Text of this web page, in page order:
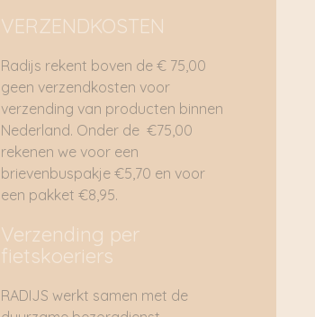
VERZENDKOSTEN
Radijs rekent boven de € 75,00
geen verzendkosten voor
verzending van producten binnen
Nederland. Onder de €75,00
rekenen we voor een
brievenbuspakje €5,70 en voor
een pakket €8,95.
Verzending per
fietskoeriers
RADIJS werkt samen met de